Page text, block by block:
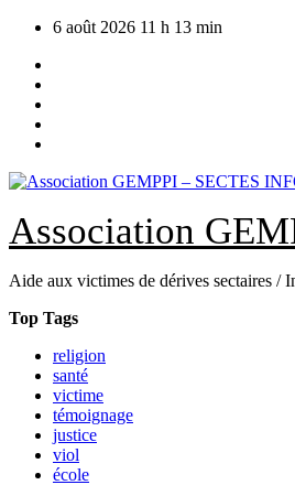
Skip
content
6 août 2026 11 h 13 min
Association
Aide aux victimes de dérives sectaires /
Top Tags
religion
santé
victime
témoignage
justice
viol
école